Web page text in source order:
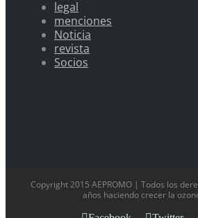
legal
menciones
Noticia
revista
Socios
Copyright 2015 AEPROMO | Todos los
años haciendo crecer la